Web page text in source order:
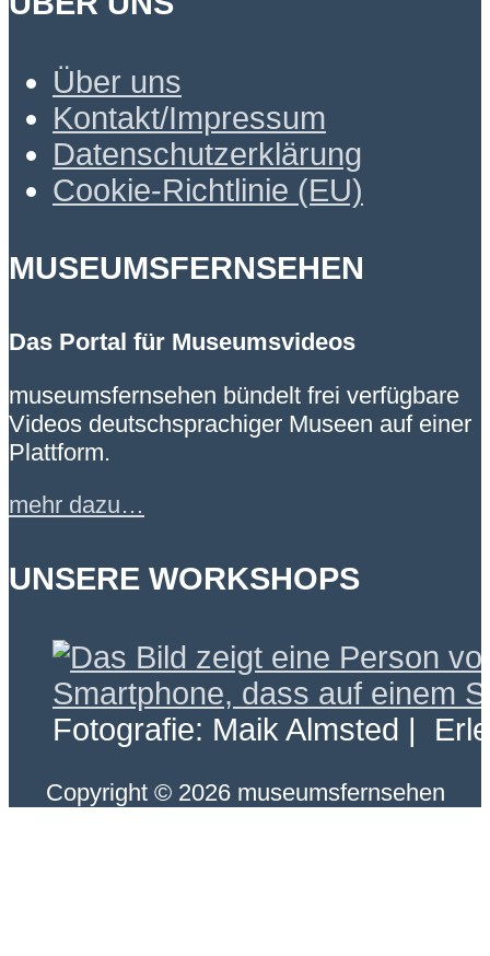
Über uns
Kontakt/Impressum
Datenschutzerklärung
Cookie-Richtlinie (EU)
MUSEUMSFERNSEHEN
Das Portal für Museumsvideos
museumsfernsehen bündelt frei verfügbare
Videos deutschsprachiger Museen auf einer
Plattform.
mehr dazu…
UNSERE WORKSHOPS
Fotografie: Maik Almsted |
Copyright © 2026 museumsfernsehen